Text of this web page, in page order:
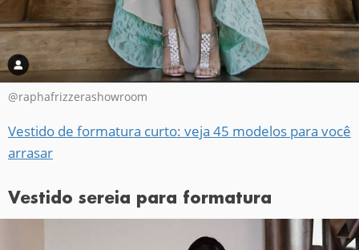
@raphafrizzerashowroom
Vestido de formatura curto: veja 45 modelos para você
arrasar
Vestido sereia para formatura